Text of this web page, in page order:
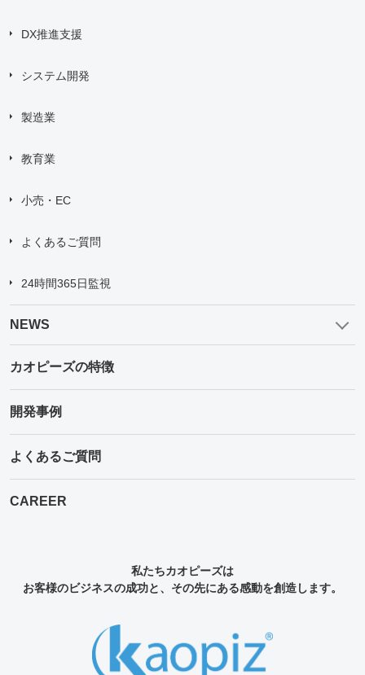
DX推進支援
システム開発
製造業
教育業
小売・EC
よくあるご質問
24時間365日監視
NEWS
カオピーズの特徴
開発事例
よくあるご質問
CAREER
私たちカオピーズは
お客様のビジネスの成功と、その先にある感動を創造します。